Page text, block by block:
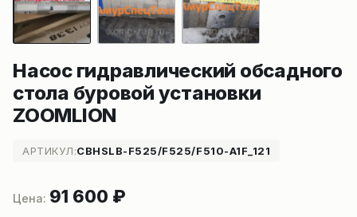
Насос гидравлический обсадного
стола буровой установки
ZOOMLION
АРТИКУЛ:CBHSLB-F525/F525/F510-A1F_121
91 600 ₽